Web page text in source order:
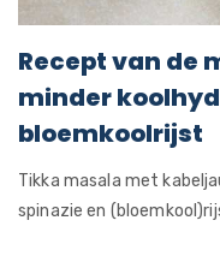
Recept van de
minder
bloemkoolrijst
Tikka masala met
spinazie en